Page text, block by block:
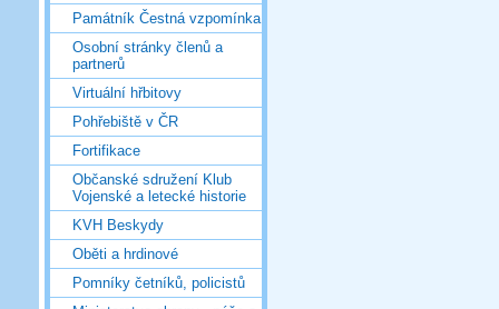
Památník Čestná vzpomínka
Osobní stránky členů a
partnerů
Virtuální hřbitovy
Pohřebiště v ČR
Fortifikace
Občanské sdružení Klub
Vojenské a letecké historie
KVH Beskydy
Oběti a hrdinové
Pomníky četníků, policistů